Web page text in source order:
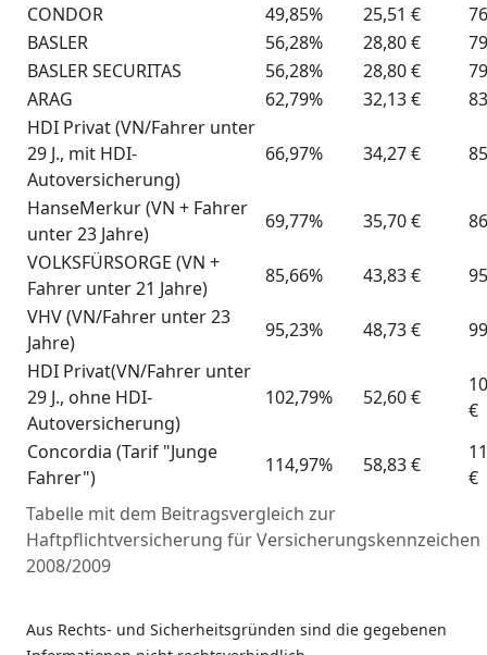
Tabelle mit dem Beitragsvergleich zur
Haftpflichtversicherung für Versicherungskennzeichen
2008/2009
CONDOR
49,85% 25,51 €
BASLER
56,28% 28,80 €
BASLER SECURITAS
56,28% 28,80 €
ARAG
62,79% 32,13 €
HDI Privat (VN/Fahrer unter
29 J., mit HDI-
Autoversicherung)
66,97% 34,27 €
HanseMerkur (VN + Fahrer
unter 23 Jahre)
69,77% 35,70 €
VOLKSFÜRSORGE (VN +
Fahrer unter 21 Jahre)
85,66% 43,83 €
VHV (VN/Fahrer unter 23
Jahre)
95,23% 48,73 €
HDI Privat(VN/Fahrer unter
29 J., ohne HDI-
Autoversicherung)
102,79% 52,60 €
€
Concordia (Tarif "Junge
Fahrer")
114,97% 58,83 €
€
Aus Rechts- und Sicherheitsgründen sind die gegebenen